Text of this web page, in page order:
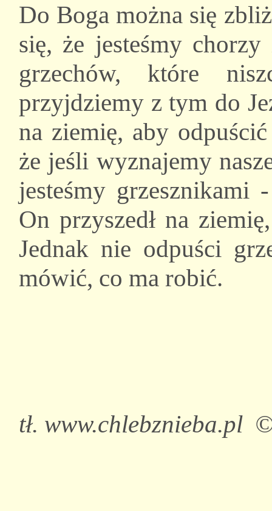
Do Boga można się
się, że jesteśmy
grzechów, które
przyjdziemy z tym do
na ziemię, aby
że jeśli wyznajemy
jesteśmy grzesznikami
On przyszedł na
Jednak nie odpuści
mówić, co ma robić.
tł. www.chlebznieba.pl